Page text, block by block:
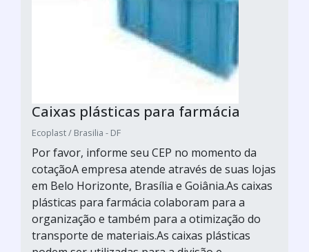
Caixas plásticas para farmácia
Ecoplast / Brasilia - DF
Por favor, informe seu CEP no momento da
cotaçãoA empresa atende através de suas lojas
em Belo Horizonte, Brasília e Goiânia.As caixas
plásticas para farmácia colaboram para a
organização e também para a otimização do
transporte de materiais.As caixas plásticas